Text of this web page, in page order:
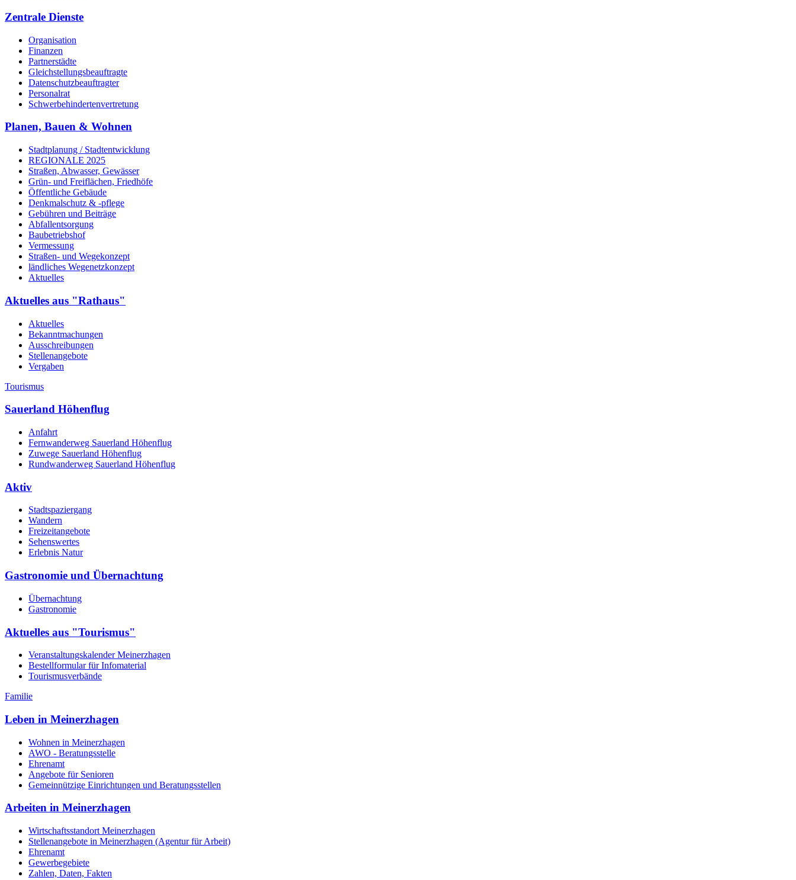
Zentrale Dienste
Organisation
Finanzen
Partnerstädte
Gleichstellungsbeauftragte
Datenschutzbeauftragter
Personalrat
Schwerbehinderten­vertretung
Planen, Bauen & Wohnen
Stadtplanung / Stadtentwicklung
REGIONALE 2025
Straßen, Abwasser, Gewässer
Grün- und Freiflächen, Friedhöfe
Öffentliche Gebäude
Denkmalschutz & -pflege
Gebühren und Beiträge
Abfallentsorgung
Baubetriebshof
Vermessung
Straßen- und Wegekonzept
ländliches Wegenetzkonzept
Aktuelles
Aktuelles aus "Rathaus"
Aktuelles
Bekanntmachungen
Ausschreibungen
Stellenangebote
Vergaben
Tourismus
Sauerland Höhenflug
Anfahrt
Fernwanderweg Sauerland Höhenflug
Zuwege Sauerland Höhenflug
Rundwanderweg Sauerland Höhenflug
Aktiv
Stadtspaziergang
Wandern
Freizeitangebote
Sehenswertes
Erlebnis Natur
Gastronomie und Übernachtung
Übernachtung
Gastronomie
Aktuelles aus "Tourismus"
Veranstaltungskalender Meinerzhagen
Bestellformular für Infomaterial
Tourismusverbände
Familie
Leben in Meinerzhagen
Wohnen in Meinerzhagen
AWO - Beratungsstelle
Ehrenamt
Angebote für Senioren
Gemeinnützige Einrichtungen und Beratungsstellen
Arbeiten in Meinerzhagen
Wirtschaftsstandort Meinerzhagen
Stellenangebote in Meinerzhagen (Agentur für Arbeit)
Ehrenamt
Gewerbegebiete
Zahlen, Daten, Fakten